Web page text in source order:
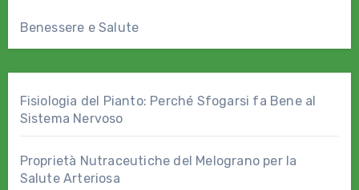
Benessere e Salute
Fisiologia del Pianto: Perché Sfogarsi fa Bene al
Sistema Nervoso
Proprietà Nutraceutiche del Melograno per la
Salute Arteriosa